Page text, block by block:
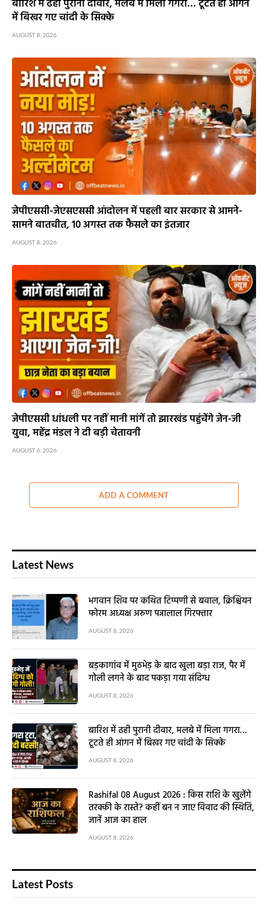
बारिश में ढही पुरानी दीवार, मलबे में मिला गगरा… टूटते ही आंगन
में बिखर गए चांदी के सिक्के
AUGUST 8, 2026
जेपीएससी-जेएसएससी आंदोलन में पहली बार सरकार से आमने-
सामने बातचीत, 10 अगस्त तक फैसले का इंतजार
AUGUST 8, 2026
जेपीएससी धांधली पर नहीं मानी मांगें तो झारखंड पहुंचेंगे जेन-जी
युवा, महेंद्र मंडल ने दी बड़ी चेतावनी
AUGUST 6, 2026
ADD A COMMENT
Latest News
भगवान शिव पर कथित टिप्पणी से बवाल, क्रिश्चियन
फोरम अध्यक्ष अरुण पन्नालाल गिरफ्तार
AUGUST 8, 2026
बड़कागांव में मुठभेड़ के बाद खुला बड़ा राज, पैर में
गोली लगने के बाद पकड़ा गया संदिग्ध
AUGUST 8, 2026
बारिश में ढही पुरानी दीवार, मलबे में मिला गगरा…
टूटते ही आंगन में बिखर गए चांदी के सिक्के
AUGUST 8, 2026
Rashifal 08 August 2026 : किस राशि के खुलेंगे
तरक्की के रास्ते? कहीं बन न जाए विवाद की स्थिति,
जानें आज का हाल
AUGUST 8, 2026
Latest Posts